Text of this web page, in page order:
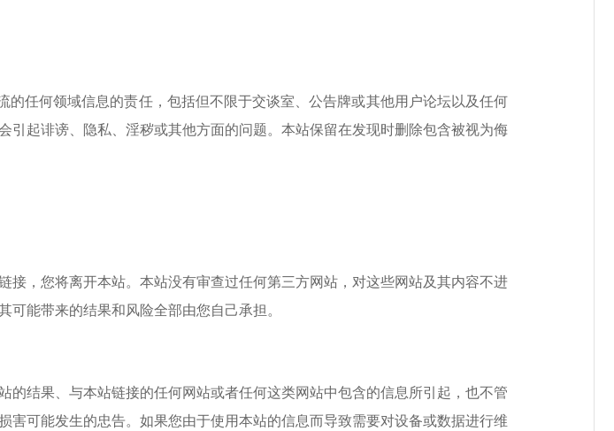
任何领域信息的责任，包括但不限于交谈室、公告牌或其他用户论坛以及任何
起诽谤、隐私、淫秽或其他方面的问题。本站保留在发现时删除包含被视为侮
，您将离开本站。本站没有审查过任何第三方网站，对这些网站及其内容不进
能带来的结果和风险全部由您自己承担。
结果、与本站链接的任何网站或者任何这类网站中包含的信息所引起，也不管
可能发生的忠告。如果您由于使用本站的信息而导致需要对设备或数据进行维